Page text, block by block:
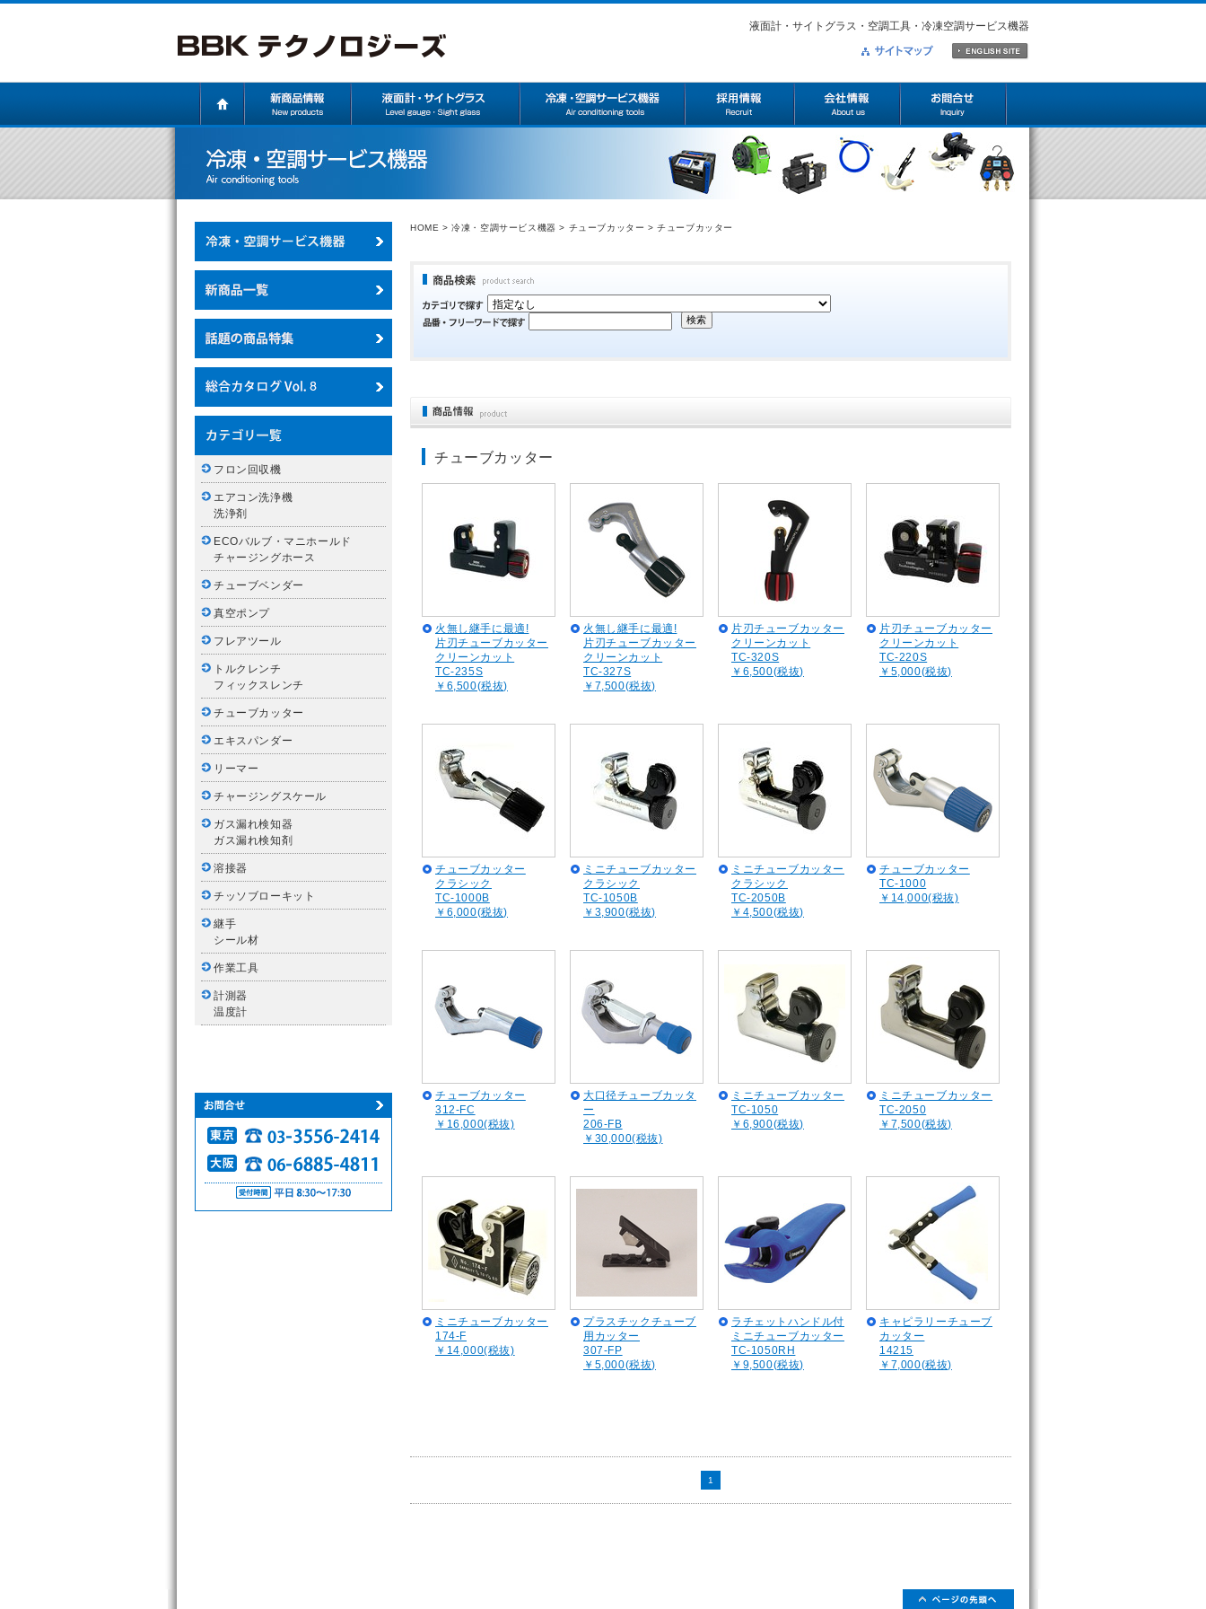
液面計・サイトグラス・空調工具・冷凍空調サービス機器
HOME >冷凍・空調サービス機器 > チューブカッター > チューブカッター
チューブカッター
火無し継手に最適!
片刃チューブカッター
クリーンカット
TC-235S
￥6,500(税抜)
火無し継手に最適!
片刃チューブカッター
クリーンカット
TC-327S
￥7,500(税抜)
片刃チューブカッター
クリーンカット
TC-320S
￥6,500(税抜)
片刃チューブカッター
クリーンカット
TC-220S
￥5,000(税抜)
チューブカッター
クラシック
TC-1000B
￥6,000(税抜)
ミニチューブカッター
クラシック
TC-1050B
￥3,900(税抜)
ミニチューブカッター
クラシック
TC-2050B
￥4,500(税抜)
チューブカッター
TC-1000
￥14,000(税抜)
チューブカッター
312-FC
￥16,000(税抜)
大口径チューブカッタ
ー
206-FB
￥30,000(税抜)
ミニチューブカッター
TC-1050
￥6,900(税抜)
ミニチューブカッター
TC-2050
￥7,500(税抜)
ミニチューブカッター
174-F
￥14,000(税抜)
プラスチックチューブ
用カッター
307-FP
￥5,000(税抜)
ラチェットハンドル付
ミニチューブカッター
TC-1050RH
￥9,500(税抜)
キャピラリーチューブ
カッター
14215
￥7,000(税抜)
1
フロン回収機
エアコン洗浄機
洗浄剤
ECOバルブ・マニホールド
チャージングホース
チューブベンダー
真空ポンプ
フレアツール
トルクレンチ
フィックスレンチ
チューブカッター
エキスパンダー
リーマー
チャージングスケール
ガス漏れ検知器
ガス漏れ検知剤
溶接器
チッソブローキット
継手
シール材
作業工具
計測器
温度計